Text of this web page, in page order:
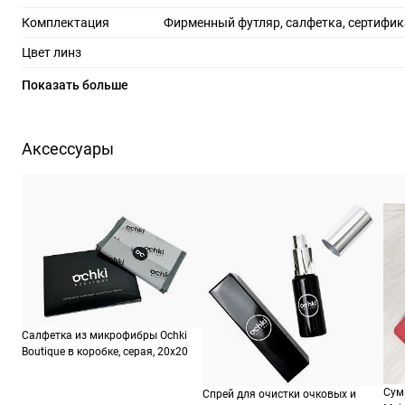
Комплектация Фирменный футляр, салфетка,
Цвет линз
Материал линз
Степень затемнения
Цвет оправы
Материал оправы
Страна производства
Производитель
Керинг Айвеа С.п.А. Виа Альтикьеро 180,
Показать больше
Аксессуары
Салфетка из микрофибры Ochki
Boutique в коробке, серая, 20х20
Спрей для очистки очковых и